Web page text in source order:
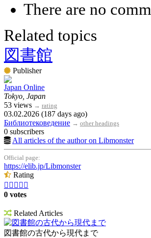
There are no
Related topics
図書館
Publisher
Japan Online
Tokyo, Japan
53 views → rating
03.02.2026 (187 days ago)
Библиотековедение → other headings
0 subscribers
All articles of the author on Libmonster
Official page:
https://elib.jp/Libmonster
Rating
    
0 votes
Related Articles
図書館の古代から現代まで
図書館の古代から現代まで